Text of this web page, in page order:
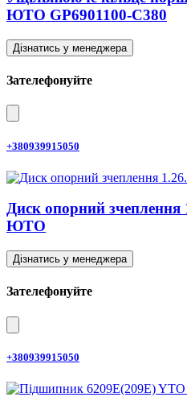
ЮТО GP6901100-C380
Дізнатись у менеджера
Зателефонуйте
+380939915050
Диск опорний зчеплення
ЮТО
Дізнатись у менеджера
Зателефонуйте
+380939915050